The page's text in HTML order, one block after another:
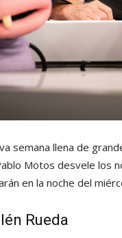
semana llena de
Motos desvele los
en la noche del
Rueda